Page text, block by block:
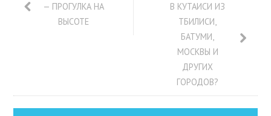
— ПРОГУЛКА НА
ВЫСОТЕ
В КУТАИСИ ИЗ
ТБИЛИСИ,
БАТУМИ,
МОСКВЫ И
ДРУГИХ
ГОРОДОВ?